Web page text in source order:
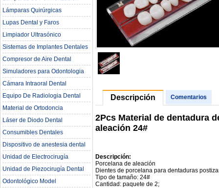
Lámparas Quirúrgicas
Lupas Dental y Faros
Limpiador Ultrasónico
Sistemas de Implantes Dentales
Compresor de Aire Dental
Simuladores para Odontologia
Cámara Intraoral Dental
Equipo De Radiologia Dental‎
Material de Ortodoncia
Láser de Diodo Dental
Consumibles Dentales
Dispositivo de anestesia dental
Unidad de Electrocirugía
Unidad de Piezocirugía Dental
Odontológico Model
Descripción Comentarios
2Pcs Material de dentadura
aleación 24#
Descripción:
Porcelana de aleación
Dientes de porcelana para dentaduras
Tipo de tamaño: 24#
Cantidad: paquete de 2;